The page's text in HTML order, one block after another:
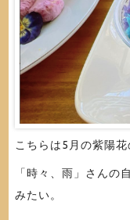
こちらは5月の紫陽
「時々、雨」さんの
みたい。